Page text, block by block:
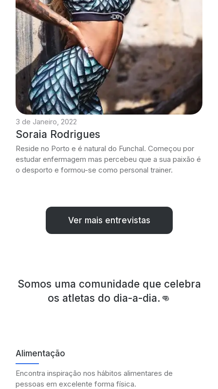
3 de Janeiro, 2022
Soraia Rodrigues
Reside no Porto e é natural do Funchal. Começou por
estudar enfermagem mas percebeu que a sua paixão é
o desporto e formou-se como personal trainer.
Ver mais entrevistas
Somos uma comunidade que celebra
os atletas do dia-a-dia. 👊
Alimentação
Encontra inspiração nos hábitos alimentares de
pessoas em excelente forma física.